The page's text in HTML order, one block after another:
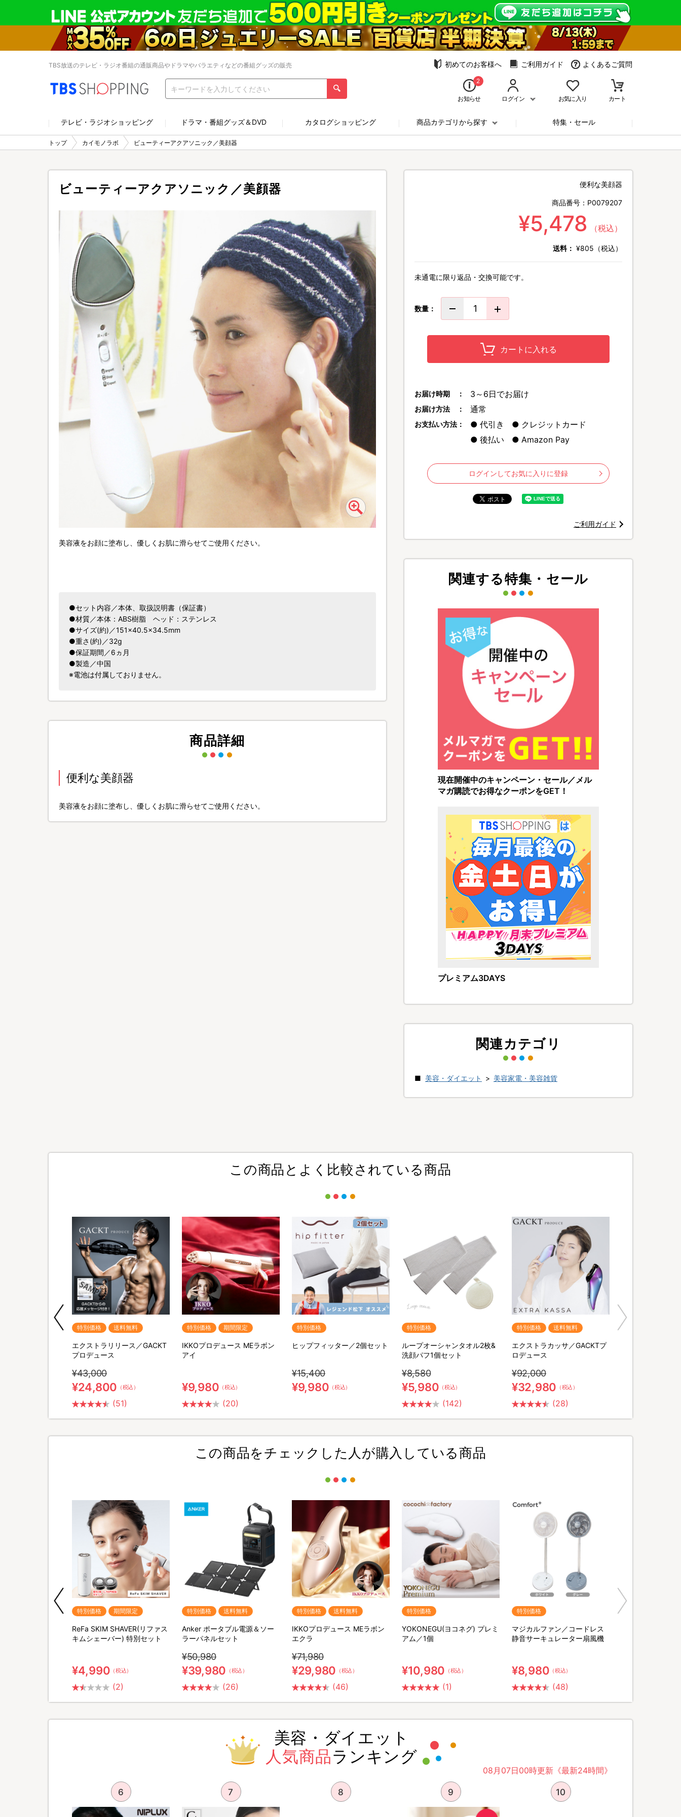
TBS放送のテレビ・ラジオ番組の通販商品やドラマやバラエティなどの番組グッズの販売 初めてのお客様へ ご利用ガイド よくあるご質問
2
お知らせ ログイン お気に入り カート
テレビ・ラジオショッピング ドラマ・番組グッズ＆DVD カタログショッピング 商品カテゴリから探す 特集・セール
トップ カイモノラボ ビューティーアクアソニック／美顔器
ビューティーアクアソニック／美顔器
美容液をお顔に塗布し、優しくお肌に滑らせてご使用ください。
●セット内容／本体、取扱説明書（保証書）
●材質／本体：ABS樹脂 ヘッド：ステンレス
●サイズ(約)／151×40.5×34.5mm
●重さ(約)／32g
●保証期間／6ヵ月
●製造／中国
※電池は付属しておりません。
商品詳細
便利な美顔器
美容液をお顔に塗布し、優しくお肌に滑らせてご使用ください。
便利な美顔器
商品番号： P0079207
¥5,478 （税込）
送料： ¥805（税込）
未通電に限り返品・交換可能です。
数量：
カートに入れる
お届け時期 ： 3～6日でお届け
お届け方法 ： 通常
お支払い方法： 代引き
クレジットカード
後払い
Amazon Pay
ログインしてお気に入りに登録
ご利用ガイド
関連する特集・セール
現在開催中のキャンペーン・セール／メル
マガ購読でお得なクーポンをGET！
プレミアム3DAYS
関連カテゴリ
美容・ダイエット > 美容家電・美容雑貨
この商品とよく比較されている商品
特別価格 送料無料
エクストラリリース／GACKT
プロデュース
¥43,000
¥24,800 （税込）
(51)
特別価格 期間限定
IKKOプロデュース MEラボン
アイ
¥9,980 （税込）
(20)
特別価格
ヒップフィッター／2個セット
¥15,400
¥9,980 （税込）
特別価格
ループオーシャンタオル2枚&
洗顔パフ1個セット
¥8,580
¥5,980 （税込）
(142)
特別価格 送料無料
エクストラカッサ／GACKTプ
ロデュース
¥92,000
¥32,980 （税込）
(28)
この商品をチェックした人が購入している商品
特別価格 期間限定
ReFa SKIM SHAVER(リファス
キムシェーバー) 特別セット
¥4,990 （税込）
(2)
特別価格 送料無料
Anker ポータブル電源＆ソー
ラーパネルセット
¥50,980
¥39,980 （税込）
(26)
特別価格 送料無料
IKKOプロデュース MEラボン
エクラ
¥71,980
¥29,980 （税込）
(46)
特別価格
YOKONEGU(ヨコネグ) プレミ
アム／1個
¥10,980 （税込）
(1)
特別価格
マジカルファン／コードレス
静音サーキュレーター扇風機
¥8,980 （税込）
(48)
美容・ダイエット
人気商品ランキング
08月07日00時更新《最新24時間》
6 7 8 9 10